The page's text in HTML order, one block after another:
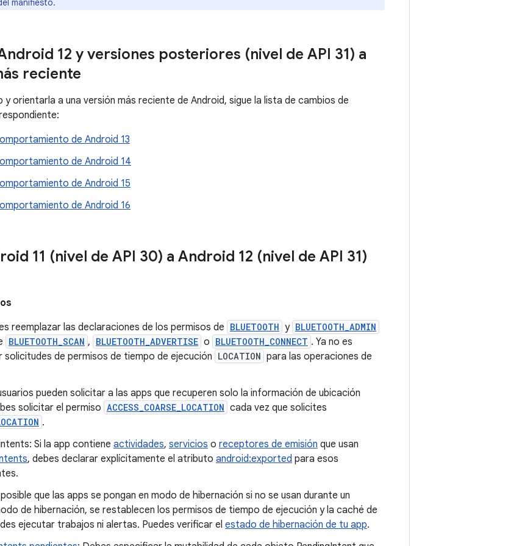
manifiesto.
12 y versiones posteriores (nivel de API 31) a
reciente
y orientarla a una versión más reciente de Android, sigue la lista de cambios de
de Android 13
de Android 14
de Android 15
de Android 16
11 (nivel de API 30) a Android 12 (nivel de API 31)
reemplazar las declaraciones de los permisos de BLUETOOTH y BLUETOOTH_ADMIN
BLUETOOTH_SCAN , BLUETOOTH_ADVERTISE o BLUETOOTH_CONNECT . Ya no es
solicitudes de permisos de tiempo de ejecución LOCATION para las operaciones de
pueden solicitar a las apps que recuperen solo la información de ubicación
solicitar el permiso ACCESS_COARSE_LOCATION cada vez que solicites
.
Si la app contiene actividades, servicios o receptores de emisión que usan
, debes declarar explícitamente el atributo android:exported para esos
que las apps se pongan en modo de hibernación si no se usan durante un
de hibernación, se restablecen los permisos de tiempo de ejecución y la caché de
ejecutar trabajos ni alertas. Puedes verificar el estado de hibernación de tu app.